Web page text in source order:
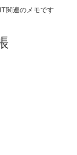
関連のメモです